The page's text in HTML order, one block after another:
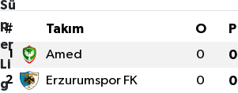
# Takım O P
1 Amed 0 0
2 Erzurumspor FK 0 0